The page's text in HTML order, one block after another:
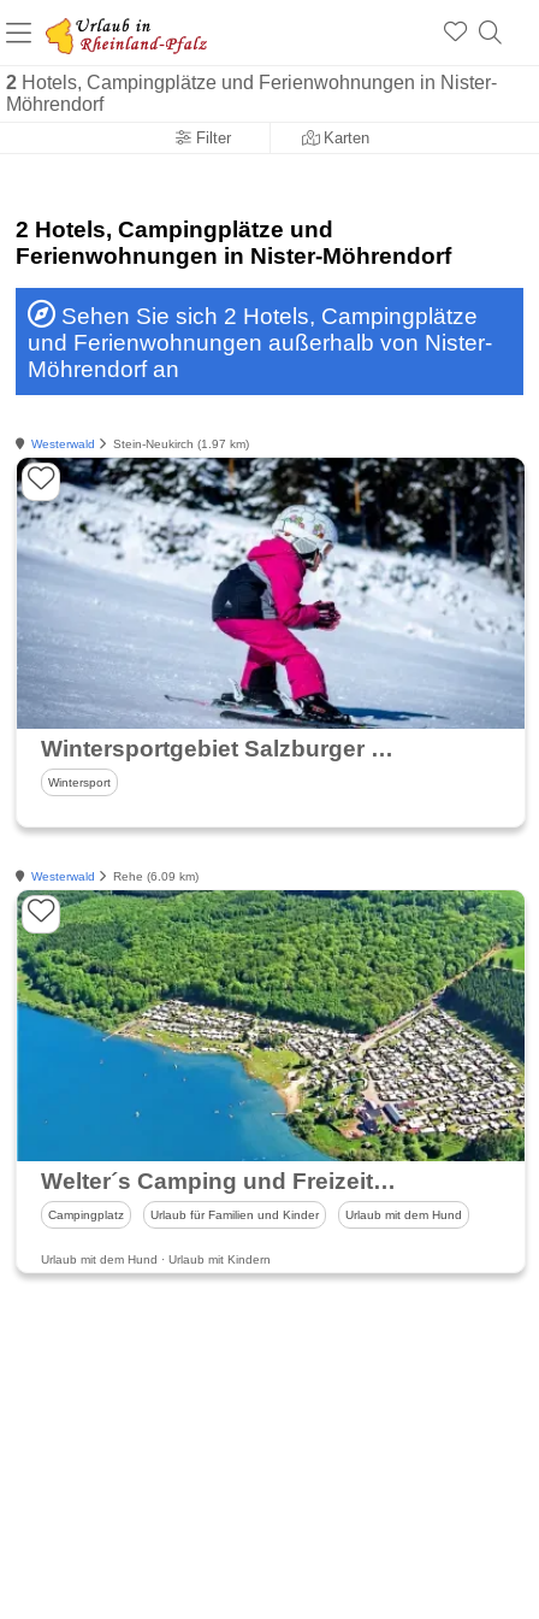
2 Hotels, Campingplätze und Ferienwohnungen in Nister-
Möhrendorf
Filter Karten
+1.500 Unterkünfte in Rheinland-Pfalz
+1.000 Sehenswürdigkeiten
Über 25 Jahre online
2 Hotels, Campingplätze und
Ferienwohnungen in Nister-Möhrendorf
Sehen Sie sich 2 Hotels, Campingplätze
und Ferienwohnungen außerhalb von Nister-
Möhrendorf an
Westerwald Stein-Neukirch (1.97 km)
Wintersportgebiet Salzburger Kopf
Wintersport
Westerwald Rehe (6.09 km)
Welter´s Camping und Freizeitparadies
Campingplatz Urlaub für Familien und Kinder Urlaub mit dem Hund
Urlaub mit dem Hund · Urlaub mit Kindern